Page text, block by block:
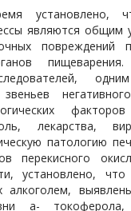
установлено,
являются общим
повреждений
звеньев
факторов
лекарства,
патологию
перекисного
установлено,
алкоголем,
a- токоферола,